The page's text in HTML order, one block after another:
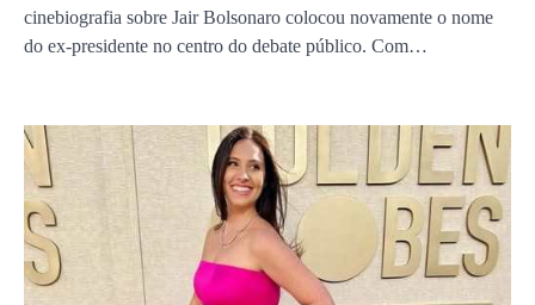
cinebiografia sobre Jair Bolsonaro colocou novamente o nome
do ex-presidente no centro do debate público. Com…